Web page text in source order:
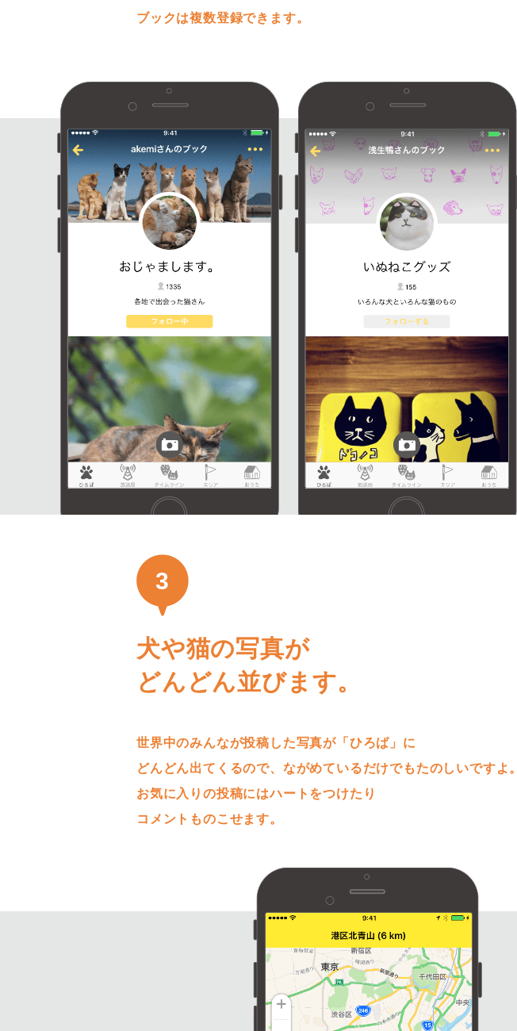
ブックは複数登録できます。
3
犬や猫の写真が
どんどん並びます。
世界中のみんなが投稿した写真が「ひろば」に
どんどん出てくるので、ながめているだけでもたのしいですよ。
お気に入りの投稿にはハートをつけたり
コメントものこせます。